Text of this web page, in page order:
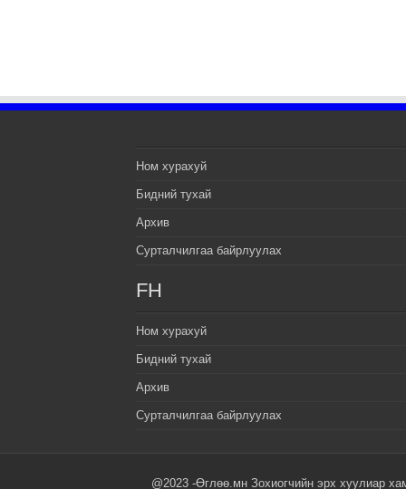
Ном хурахуй
Бидний тухай
Архив
Сурталчилгаа байрлуулах
FH
Ном хурахуй
Бидний тухай
Архив
Сурталчилгаа байрлуулах
@2023 -Өглөө.мн Зохиогчийн эрх хуулиар